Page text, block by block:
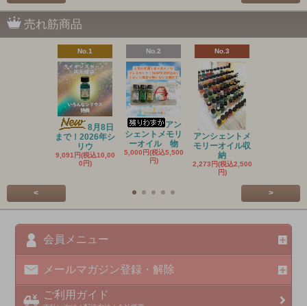
売れ筋商品
No.1
8月8日
まで！2026年シ
リウ
9,091円(税込10,00
0円)
No.2
アン
シェントメモリ
ーオイル 物
5,000円(税込5,500
円)
No.3
アンシェントメ
モリーオイル収
納
2,273円(税込2,500
円)
< >
会員メニュー
メールマガジン登録・解除
ご利用ガイド